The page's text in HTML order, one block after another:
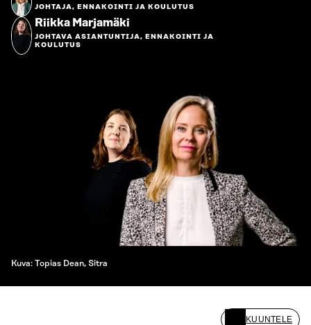
JOHTAJA, ENNAKOINTI JA KOULUTUS
Riikka Marjamäki
JOHTAVA ASIANTUNTIJA, ENNAKOINTI JA
KOULUTUS
Kuva: Topias Dean, Sitra
KUUNTELE